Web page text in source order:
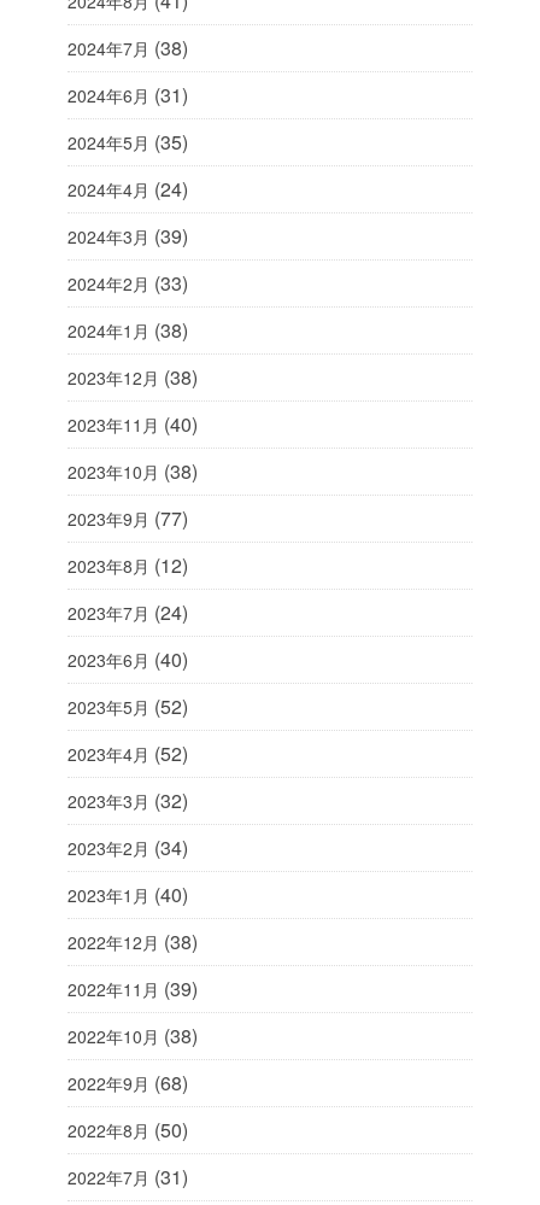
2024年7月 (38)
2024年6月 (31)
2024年5月 (35)
2024年4月 (24)
2024年3月 (39)
2024年2月 (33)
2024年1月 (38)
2023年12月 (38)
2023年11月 (40)
2023年10月 (38)
2023年9月 (77)
2023年8月 (12)
2023年7月 (24)
2023年6月 (40)
2023年5月 (52)
2023年4月 (52)
2023年3月 (32)
2023年2月 (34)
2023年1月 (40)
2022年12月 (38)
2022年11月 (39)
2022年10月 (38)
2022年9月 (68)
2022年8月 (50)
2022年7月 (31)